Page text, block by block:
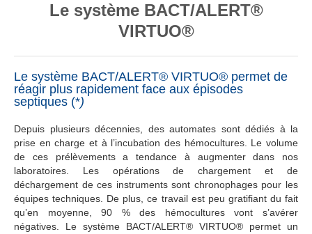
Le système BACT/ALERT®
VIRTUO®
Le système BACT/ALERT® VIRTUO® permet de
réagir plus rapidement face aux épisodes
septiques (*)
Depuis plusieurs décennies, des automates sont dédiés à la
prise en charge et à l’incubation des hémocultures. Le volume
de ces prélèvements a tendance à augmenter dans nos
laboratoires. Les opérations de chargement et de
déchargement de ces instruments sont chronophages pour les
équipes techniques. De plus, ce travail est peu gratifiant du fait
qu’en moyenne, 90 % des hémocultures vont s’avérer
négatives. Le système BACT/ALERT® VIRTUO® permet un